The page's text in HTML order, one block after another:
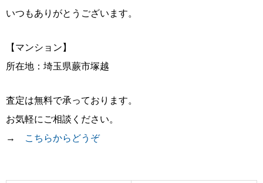
いつもありがとうございます。
【マンション】
所在地：埼玉県蕨市塚越
査定は無料で承っております。
お気軽にご相談ください。
→ こちらからどうぞ